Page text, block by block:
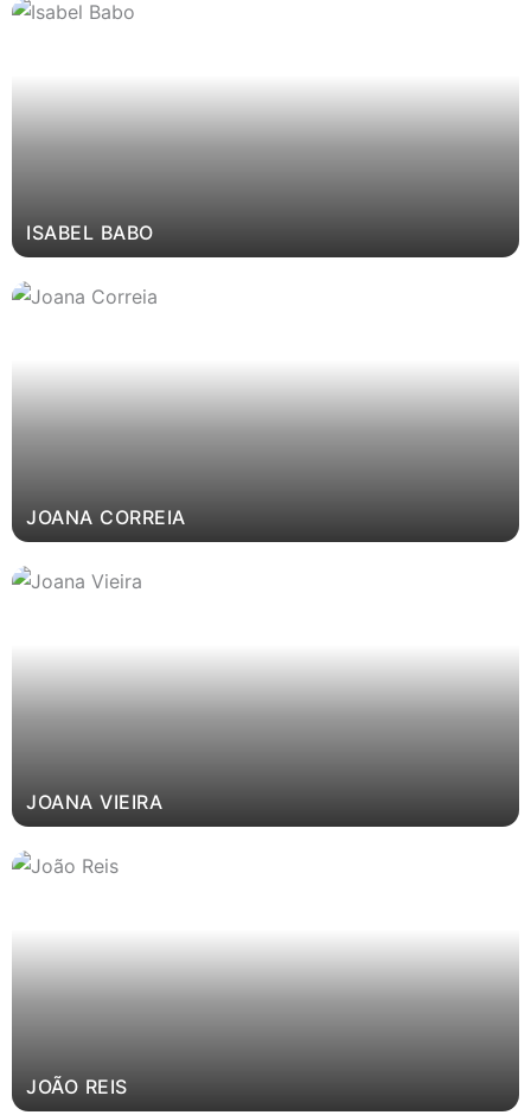
ISABEL BABO
JOANA CORREIA
JOANA VIEIRA
JOÃO REIS